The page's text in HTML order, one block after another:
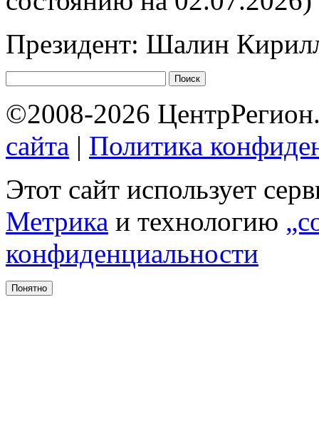
Президент: Шалин
©2008-2026
сайта | Политика
Этот сайт использует
Метрика и технологию
конфиденциальности
Понятно